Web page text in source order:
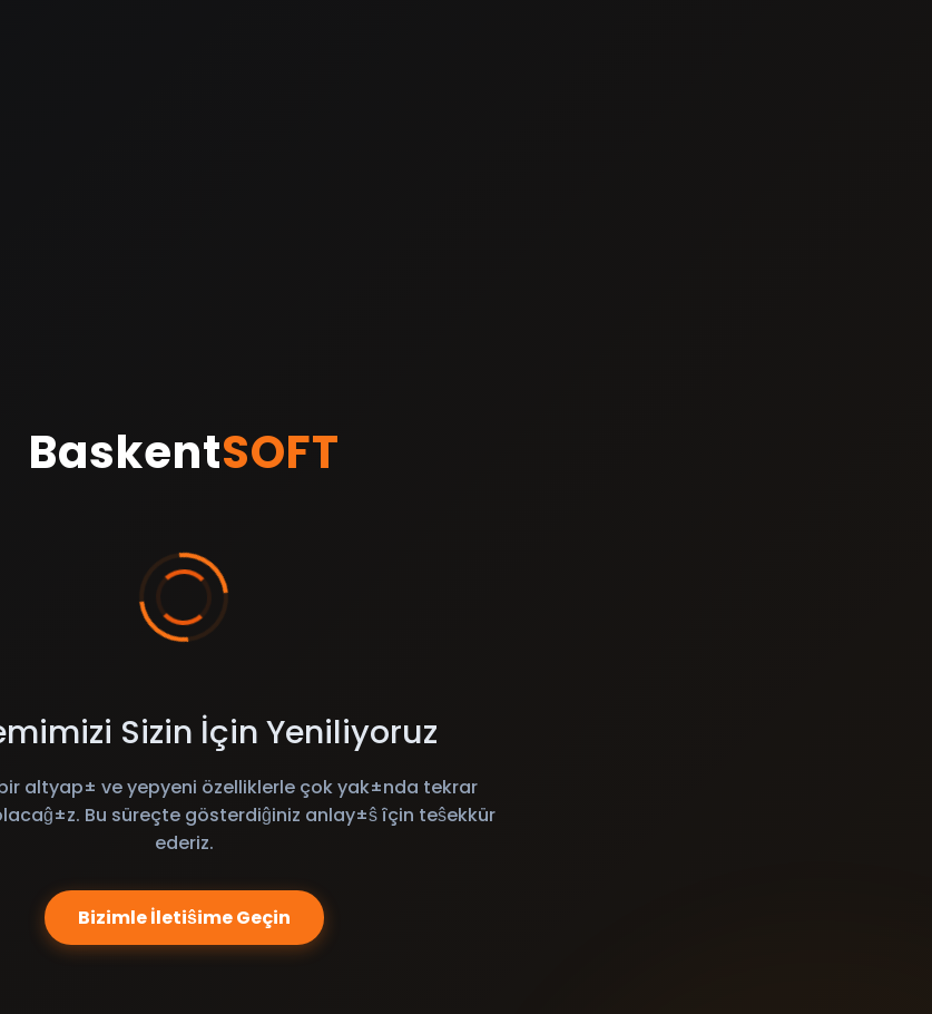
BaskentSOFT
Sizin İçin Yeniliyoruz
altyap± ve yepyeni özelliklerle çok yak±nda tekrar
Bu süreçte gösterdiĝiniz anlay±ŝ îçin teŝekkür
ederiz.
Bizimle İletiŝime Geçin